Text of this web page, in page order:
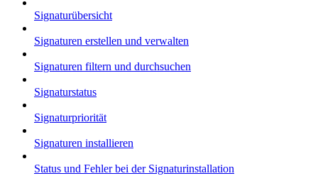
Signaturübersicht
Signaturen erstellen und verwalten
Signaturen filtern und durchsuchen
Signaturstatus
Signaturpriorität
Signaturen installieren
Status und Fehler bei der Signaturinstallation